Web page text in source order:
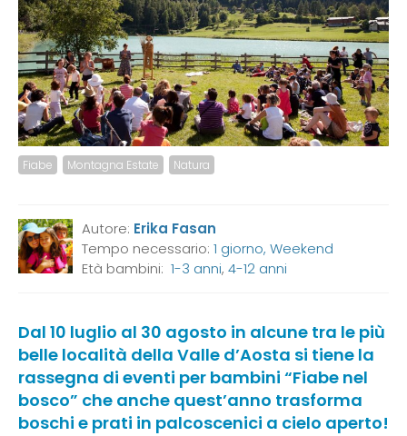
Fiabe Montagna Estate Natura
Autore: Erika Fasan
Tempo necessario: 1 giorno, Weekend
Età bambini: 1-3 anni, 4-12 anni
Dal 10 luglio al 30 agosto in alcune tra le più
belle località della Valle d’Aosta si tiene la
rassegna di eventi per bambini “Fiabe nel
bosco” che anche quest’anno trasforma
boschi e prati in palcoscenici a cielo aperto!